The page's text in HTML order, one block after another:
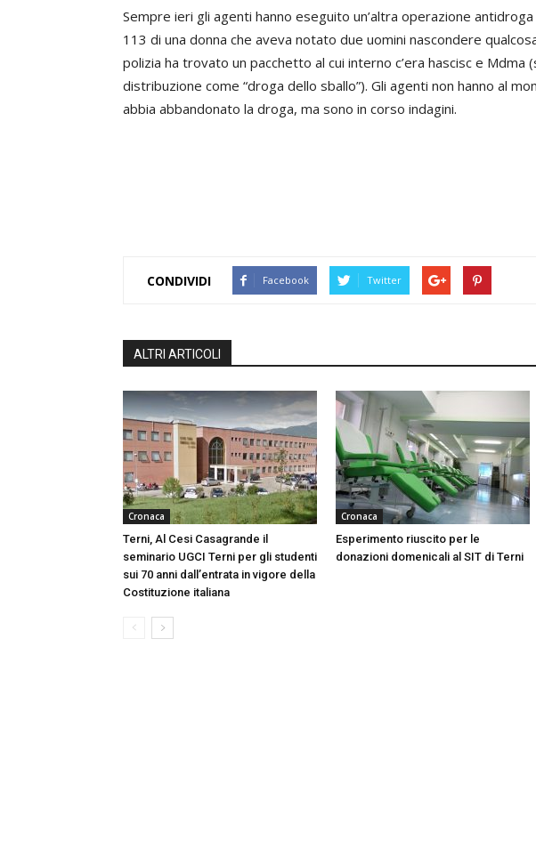
Sempre ieri gli agenti hanno eseguito un’altra operazione
113 di una donna che aveva notato due uomini nascondere
polizia ha trovato un pacchetto al cui interno c’era hascisc e Mdma
distribuzione come “droga dello sballo”). Gli agenti non hanno al
abbia abbandonato la droga, ma sono in corso indagini.
CONDIVIDI Facebook Twitter
ALTRI ARTICOLI
Cronaca
Terni, Al Cesi Casagrande il
seminario UGCI Terni per gli studenti
sui 70 anni dall’entrata in vigore della
Costituzione italiana
Cronaca
Esperimento riuscito per le
donazioni domenicali al SIT di Terni